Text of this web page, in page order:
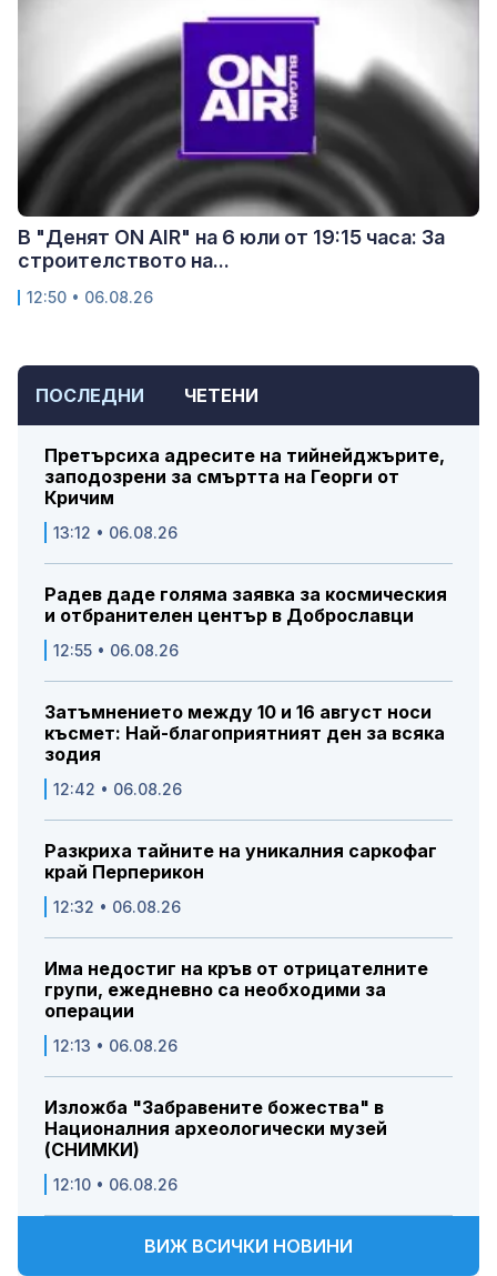
ПОСЛЕДНИ ЧЕТЕНИ
Претърсиха адресите на тийнейджърите,
заподозрени за смъртта на Георги от
Кричим
13:12 • 06.08.26
Радев даде голяма заявка за космическия
и отбранителен център в Доброславци
12:55 • 06.08.26
Затъмнението между 10 и 16 август носи
късмет: Най-благоприятният ден за всяка
зодия
12:42 • 06.08.26
Разкриха тайните на уникалния саркофаг
край Перперикон
12:32 • 06.08.26
Има недостиг на кръв от отрицателните
групи, ежедневно са необходими за
операции
12:13 • 06.08.26
Изложба "Забравените божества" в
Националния археологически музей
(СНИМКИ)
12:10 • 06.08.26
ВИЖ ВСИЧКИ НОВИНИ
В "Денят ON AIR" на 6 юли от 19:15 часа: За
строителството на...
12:50 • 06.08.26